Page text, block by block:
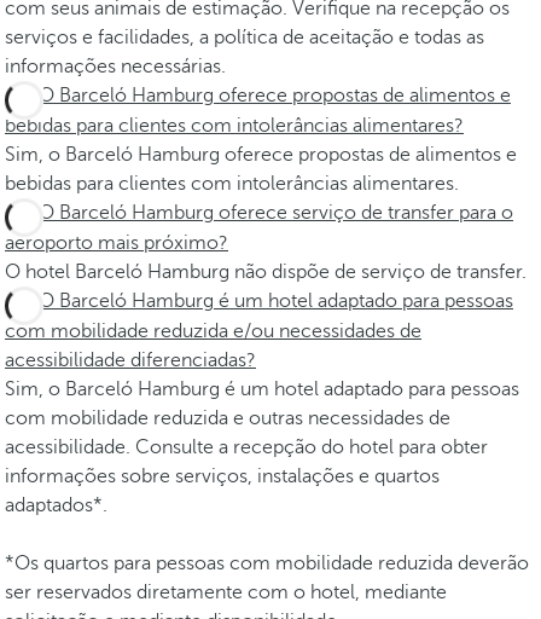
com seus animais de estimação. Verifique na recepção os
serviços e facilidades, a política de aceitação e todas as
informações necessárias.
O Barceló Hamburg oferece propostas de alimentos e
bebidas para clientes com intolerâncias alimentares?
Sim, o Barceló Hamburg oferece propostas de alimentos e
bebidas para clientes com intolerâncias alimentares.
O Barceló Hamburg oferece serviço de transfer para o
aeroporto mais próximo?
O hotel Barceló Hamburg não dispõe de serviço de transfer.
O Barceló Hamburg é um hotel adaptado para pessoas
com mobilidade reduzida e/ou necessidades de
acessibilidade diferenciadas?
Sim, o Barceló Hamburg é um hotel adaptado para pessoas
com mobilidade reduzida e outras necessidades de
acessibilidade. Consulte a recepção do hotel para obter
informações sobre serviços, instalações e quartos
adaptados*.
*Os quartos para pessoas com mobilidade reduzida deverão
ser reservados diretamente com o hotel, mediante